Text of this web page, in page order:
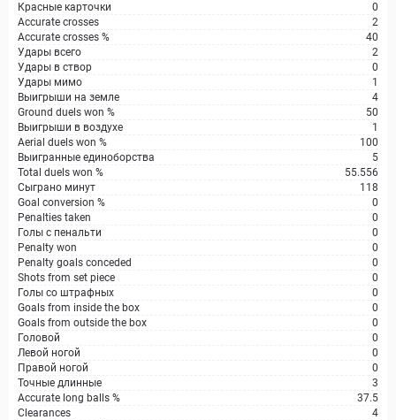
Красные карточки
0
Accurate crosses
2
Accurate crosses %
40
Удары всего
2
Удары в створ
0
Удары мимо
1
Выигрыши на земле
4
Ground duels won %
50
Выигрыши в воздухе
1
Aerial duels won %
100
Выигранные единоборства
5
Total duels won %
55.556
Сыграно минут
118
Goal conversion %
0
Penalties taken
0
Голы с пенальти
0
Penalty won
0
Penalty goals conceded
0
Shots from set piece
0
Голы со штрафных
0
Goals from inside the box
0
Goals from outside the box
0
Головой
0
Левой ногой
0
Правой ногой
0
Точные длинные
3
Accurate long balls %
37.5
Clearances
4